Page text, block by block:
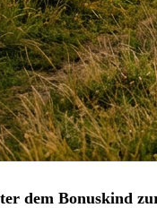
dem Bonuskind